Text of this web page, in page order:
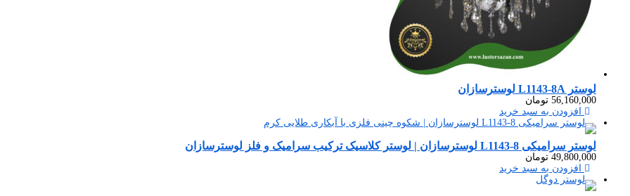
لوستر L1143-8A لوسترسازان
56,160,000 تومان
افزودن به سبد خرید
لوستر سرامیکی L1143-8 لوسترسازان | لوستر کلاسیک ترکیب سرامیک و فلز لوسترسازان
49,800,000 تومان
افزودن به سبد خرید